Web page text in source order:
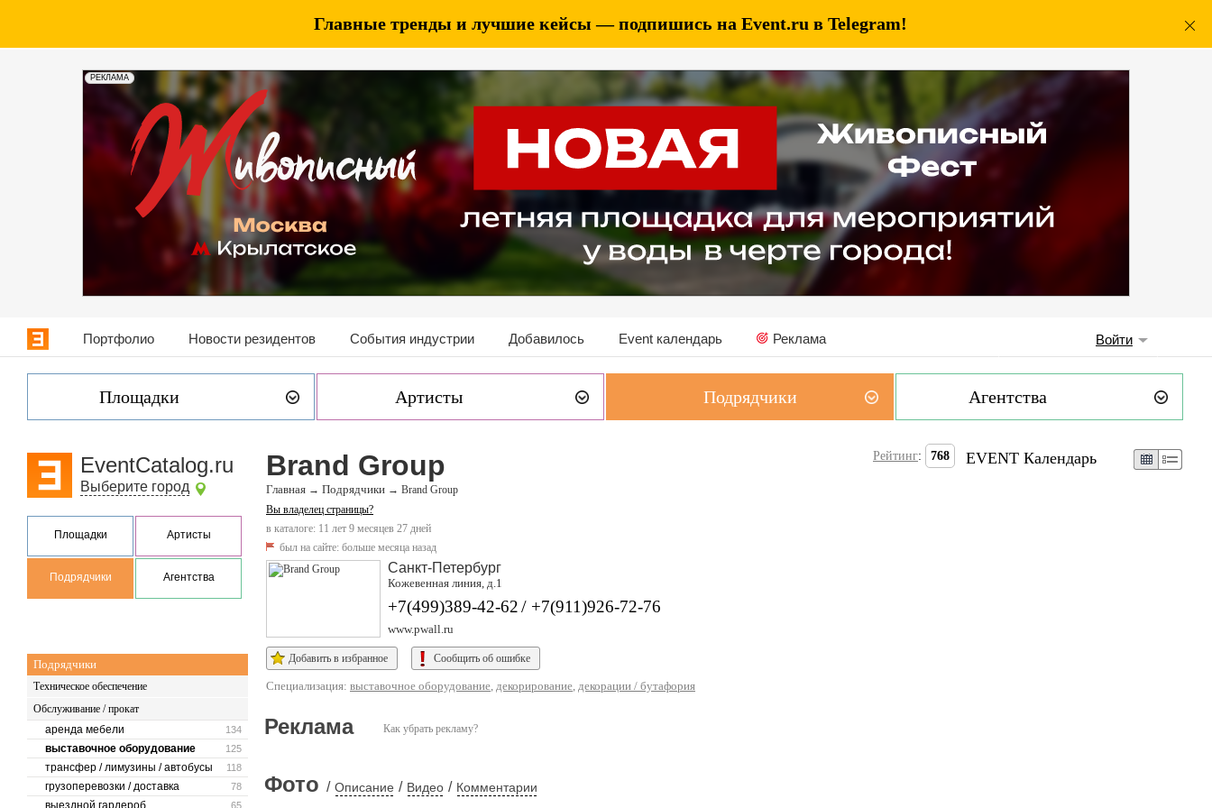
РЕКЛАМА
Главные тренды и лучшие кейсы — подпишись на Event.ru в Telegram!
Портфолио Новости резидентов События индустрии Добавилось Event календарь Реклама Войти
Площадки Артисты Подрядчики Агентства
EventCatalog.ru
Выберите город
Площадки Артисты
Подрядчики Агентства
Подрядчики
Техническое обеспечение
Обслуживание / прокат
134
аренда мебели
125
выставочное оборудование
118
трансфер / лимузины / автобусы
78
грузоперевозки / доставка
65
выездной гардероб
Brand Group
Главная → Подрядчики → Brand Group
Вы владелец страницы?
в каталоге: 11 лет 9 месяцев 27 дней
был на сайте: больше месяца назад
Рейтинг: 768
Санкт-Петербург
Кожевенная линия, д.1
+7(499)389-42-62/ +7(911)926-72-76
www.pwall.ru
Добавить в избранное Сообщить об ошибке
Специализация: выставочное оборудование, декорирование, декорации / бутафория
Как убрать рекламу?
Реклама
Фото / Описание / Видео / Комментарии
EVENT Календарь